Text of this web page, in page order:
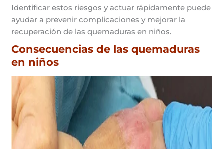
Identificar estos riesgos y actuar rápidamente puede
ayudar a prevenir complicaciones y mejorar la
recuperación de las quemaduras en niños.
Consecuencias de las quemaduras
en niños